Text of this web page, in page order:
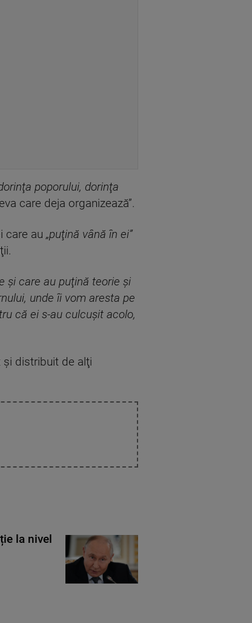
poporului, dorinţa
care deja organizează”.
care au „puţină vână în ei”
şi care au puţină teorie şi
unde îi vom aresta pe
că ei s-au culcuşit acolo,
şi distribuit de alţi
la nivel